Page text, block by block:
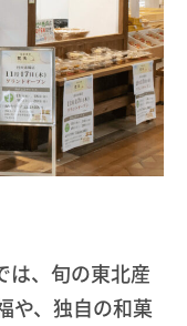
は、旬の東北産
や、独自の和菓